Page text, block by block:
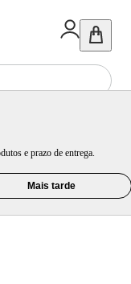
e prazo de entrega.
Mais tarde
Indução Cinza Escuro